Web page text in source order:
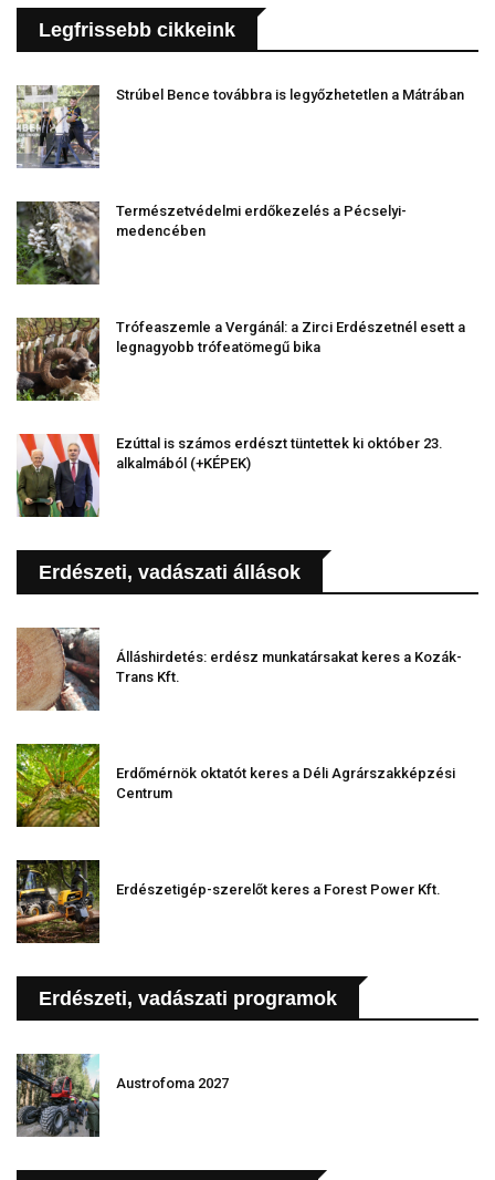
Legfrissebb cikkeink
Strúbel Bence továbbra is legyőzhetetlen a Mátrában
Természetvédelmi erdőkezelés a Pécselyi-
medencében
Trófeaszemle a Vergánál: a Zirci Erdészetnél esett a
legnagyobb trófeatömegű bika
Ezúttal is számos erdészt tüntettek ki október 23.
alkalmából (+KÉPEK)
Erdészeti, vadászati állások
Álláshirdetés: erdész munkatársakat keres a Kozák-
Trans Kft.
Erdőmérnök oktatót keres a Déli Agrárszakképzési
Centrum
Erdészetigép-szerelőt keres a Forest Power Kft.
Erdészeti, vadászati programok
Austrofoma 2027